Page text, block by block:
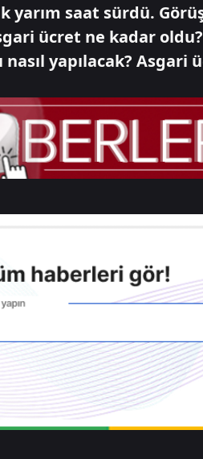
yarım saat sürdü.
ücret ne kadar
nasıl yapılacak?